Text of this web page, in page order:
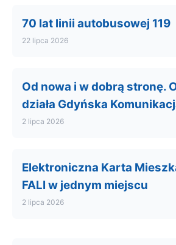
70 lat linii autobusowej 119
22 lipca 2026
Od nowa i w dobrą stronę.
działa Gdyńska
2 lipca 2026
Elektroniczna Karta
FALI w jednym miejscu
2 lipca 2026